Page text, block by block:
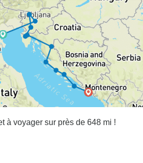
à voyager sur près de 648 mi !